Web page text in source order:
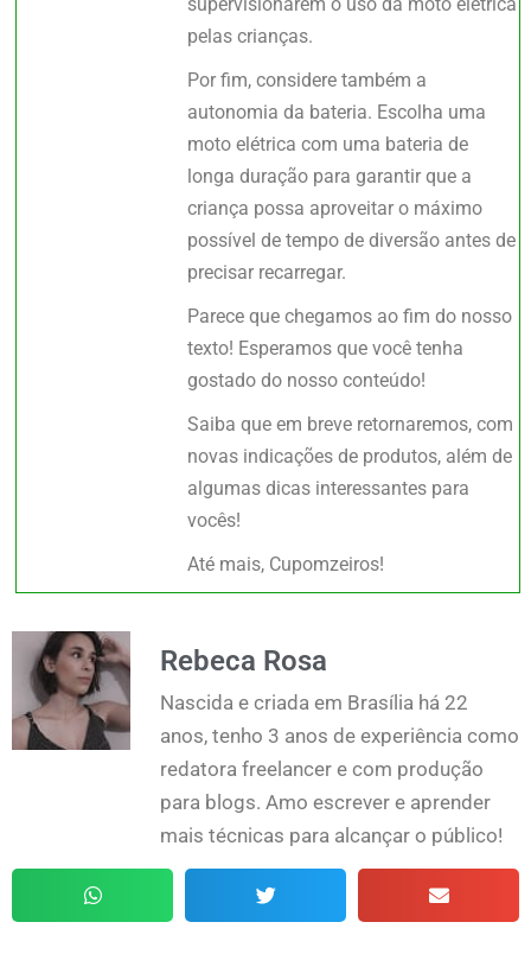
pelas crianças.
Por fim, considere também a
autonomia da bateria. Escolha uma
moto elétrica com uma bateria de
longa duração para garantir que a
criança possa aproveitar o máximo
possível de tempo de diversão antes de
precisar recarregar.
Parece que chegamos ao fim do nosso
texto! Esperamos que você tenha
gostado do nosso conteúdo!
Saiba que em breve retornaremos, com
novas indicações de produtos, além de
algumas dicas interessantes para
vocês!
Até mais, Cupomzeiros!
Rebeca Rosa
Nascida e criada em Brasília há 22
anos, tenho 3 anos de experiência como
redatora freelancer e com produção
para blogs. Amo escrever e aprender
mais técnicas para alcançar o público!